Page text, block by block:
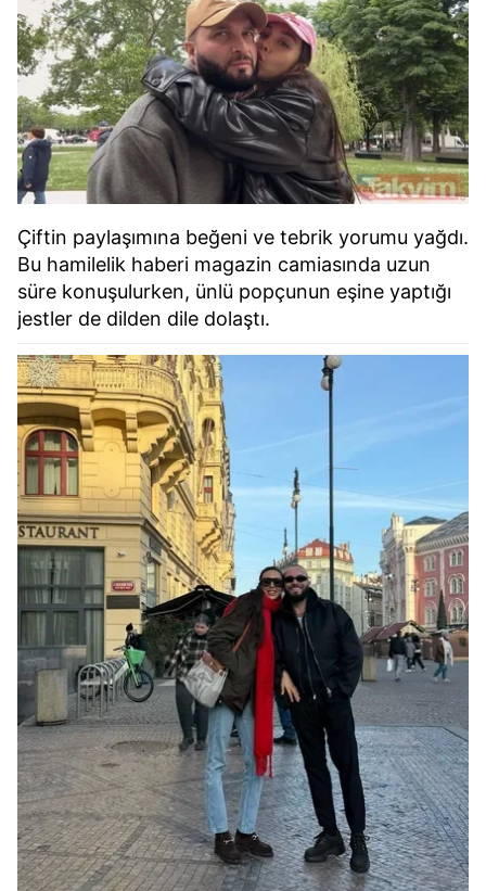
Çiftin paylaşımına beğeni ve tebrik yorumu yağdı.
Bu hamilelik haberi magazin camiasında uzun
süre konuşulurken, ünlü popçunun eşine yaptığı
jestler de dilden dile dolaştı.